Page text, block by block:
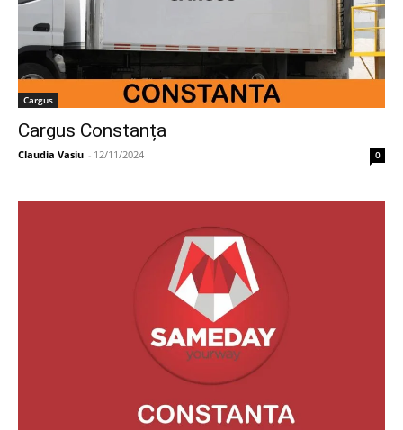
Cargus
Cargus Constanța
Claudia Vasiu - 12/11/2024 0